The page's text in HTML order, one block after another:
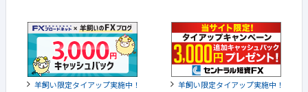
羊飼い限定タイアップ実施中！ 羊飼い限定タイアップ実施中！